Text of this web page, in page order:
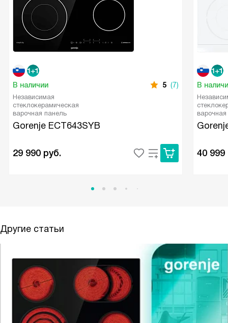
В наличии 5 (7)
Независимая
стеклокерамическая
варочная панель
Gorenje ECT643SYB
29 990 руб.
В
40 999
Другие статьи